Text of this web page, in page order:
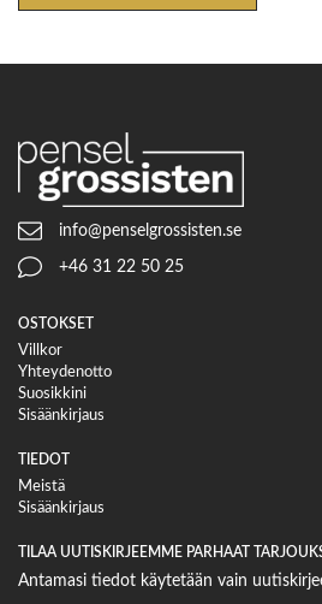
info@penselgrossisten.se
+46 31 22 50 25
OSTOKSET
Villkor
Yhteydenotto
Suosikkini
Sisäänkirjaus
TIEDOT
Meistä
Sisäänkirjaus
TILAA UUTISKIRJEEMME PARHAAT
Antamasi tiedot käytetään vain